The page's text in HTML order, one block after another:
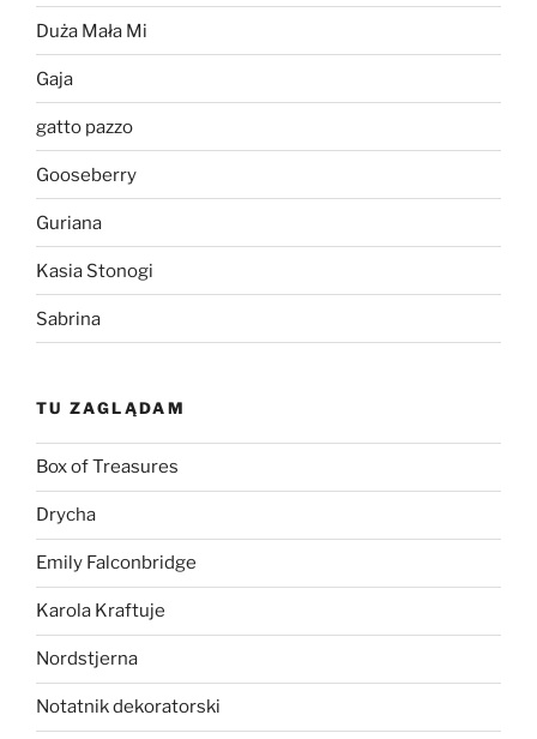
Duża Mała Mi
Gaja
gatto pazzo
Gooseberry
Guriana
Kasia Stonogi
Sabrina
TU ZAGLĄDAM
Box of Treasures
Drycha
Emily Falconbridge
Karola Kraftuje
Nordstjerna
Notatnik dekoratorski